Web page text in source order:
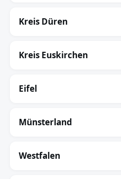
Kreis Düren
Kreis Euskirchen
Eifel
Münsterland
Westfalen